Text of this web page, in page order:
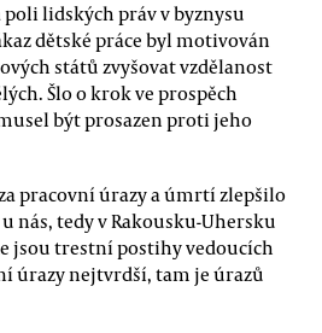
poli lidských práv v byznysu
dětské práce byl motivován
států zvyšovat vzdělanost
Šlo o krok ve prospěch
být prosazen proti jeho
pracovní úrazy a úmrtí zlepšilo
nás, tedy v Rakousku-Uhersku
jsou trestní postihy vedoucích
úrazy nejtvrdší, tam je úrazů